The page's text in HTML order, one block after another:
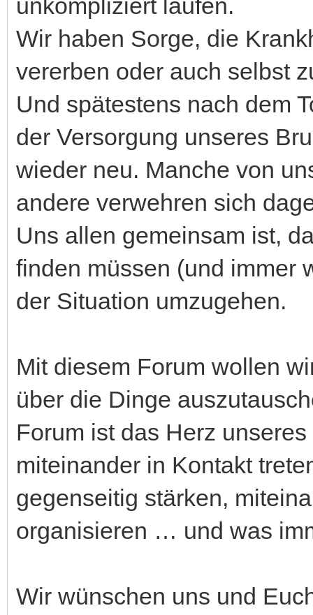
unkompliziert laufen.
Wir haben Sorge, die
vererben oder auch selbst
Und spätestens nach dem
der Versorgung unseres
wieder neu. Manche von
andere verwehren sich
Uns allen gemeinsam ist,
finden müssen (und immer
der Situation umzugehen.
Mit diesem Forum wollen
über die Dinge
Forum ist das Herz
miteinander in Kontakt
gegenseitig stärken,
organisieren … und was
Wir wünschen uns und